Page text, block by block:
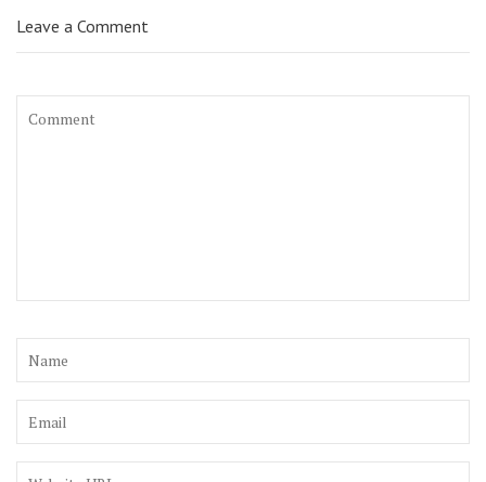
Leave a Comment